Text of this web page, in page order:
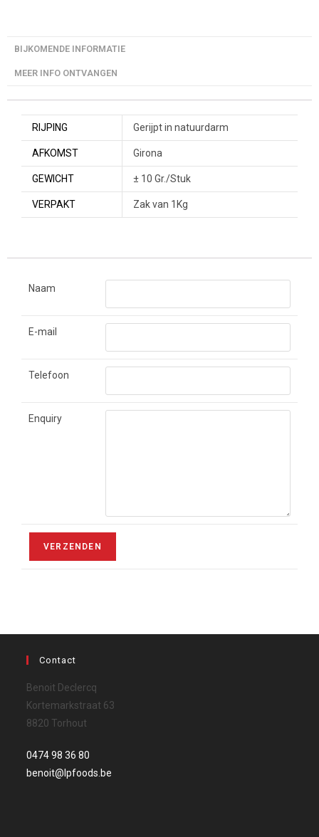
BIJKOMENDE INFORMATIE
MEER INFO ONTVANGEN
RIJPING Gerijpt in natuurdarm
AFKOMST Girona
GEWICHT ± 10 Gr./Stuk
VERPAKT Zak van 1Kg
Naam
E-mail
Telefoon
Enquiry
Contact
Benoit Declercq
Kortemarkstraat 63
8820 Torhout
0474 98 36 80‬
benoit@lpfoods.be